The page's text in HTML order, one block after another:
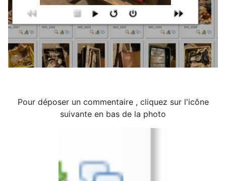
Pour déposer un commentaire , cliquez sur l'icône
suivante en bas de la photo